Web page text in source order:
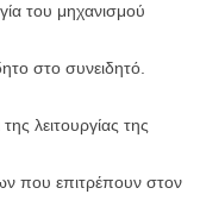
του μηχανισμού
στο συνειδητό.
λειτουργίας της
που επιτρέπουν στον